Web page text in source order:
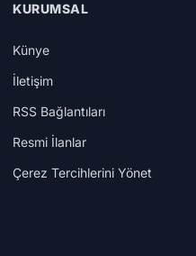
KURUMSAL
Künye
İletişim
RSS Bağlantıları
Resmi İlanlar
Çerez Tercihlerini Yönet